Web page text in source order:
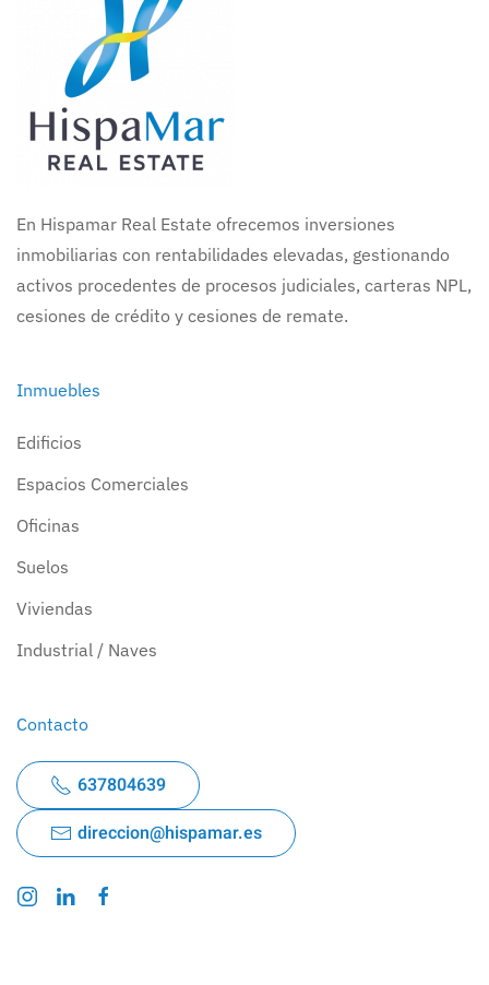
En Hispamar Real Estate ofrecemos inversiones
inmobiliarias con rentabilidades elevadas, gestionando
activos procedentes de procesos judiciales, carteras NPL,
cesiones de crédito y cesiones de remate.
Inmuebles
Edificios
Espacios Comerciales
Oficinas
Suelos
Viviendas
Industrial / Naves
Contacto
637804639
direccion@hispamar.es